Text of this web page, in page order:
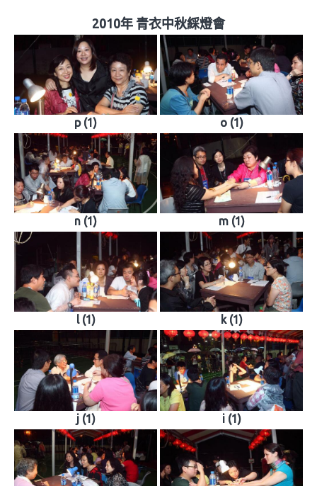
2010年 青衣中秋綵燈會
p (1) o (1)
n (1) m (1)
l (1) k (1)
j (1) i (1)